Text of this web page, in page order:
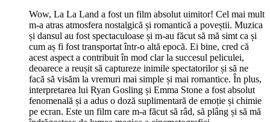
Wow, La La Land a fost un film absolut uimitor! Cel mai mult
m-a atras atmosfera nostalgică și romantică a poveștii. Muzica
și dansul au fost spectaculoase și m-au făcut să mă simt ca și
cum aș fi fost transportat într-o altă epocă. Ei bine, cred că
acest aspect a contribuit în mod clar la succesul peliculei,
deoarece a reușit să captureze inimile spectatorilor și să ne
facă să visăm la vremuri mai simple și mai romantice. În plus,
interpretarea lui Ryan Gosling și Emma Stone a fost absolut
fenomenală și a adus o doză suplimentară de emoție și chimie
pe ecran. Este un film care m-a făcut să râd, să plâng și să mă